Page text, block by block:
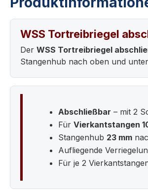
WSS Tortreibriegel
Der WSS Tortreibriegel
Stangenhub nach oben und
Abschließbar – mit 2
Für Vierkantstangen
Stangenhub 23 mm
Aufliegende
Für je 2